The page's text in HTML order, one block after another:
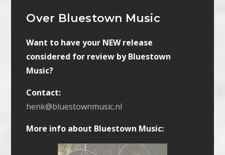
Over Bluestown Music
Want to have your NEW release
considered for review by Bluestown
Music?
Contact:
henk@bluestownmusic.nl
More info about Bluestown Music: